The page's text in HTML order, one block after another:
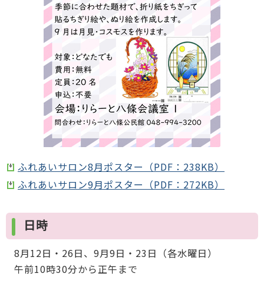
ふれあいサロン8月ポスター（PDF：238KB）
ふれあいサロン9月ポスター（PDF：272KB）
日時
8月12日・26日、9月9日・23日（各水曜日）
午前10時30分から正午まで